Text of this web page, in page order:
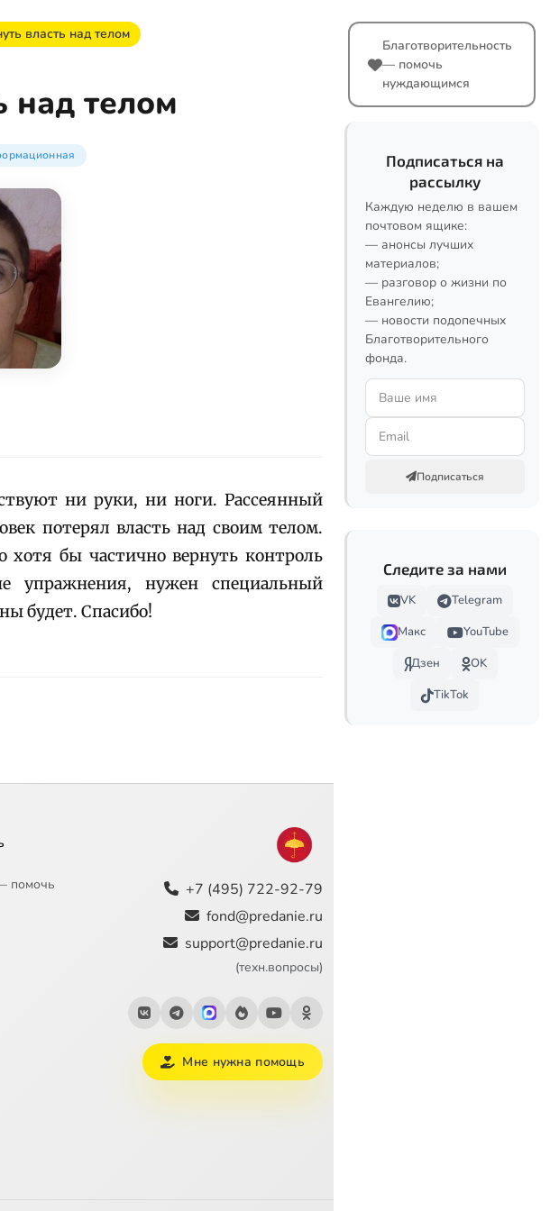
власть над телом
над телом
ни руки, ни ноги. Рассеянный
потерял власть над своим телом.
бы частично вернуть контроль
упражнения, нужен специальный
будет. Спасибо!
помочь
+7 (495) 722-92-79
fond@predanie.ru
support@predanie.ru
(техн.вопросы)
Мне нужна помощь
Благотворительность
— помочь
нуждающимся
Подписаться на
рассылку
Каждую неделю в вашем
почтовом ящике:
— анонсы лучших
материалов;
— разговор о жизни по
Евангелию;
— новости подопечных
Благотворительного
фонда.
Подписаться
Следите за нами
VK
Telegram
Макс
YouTube
Дзен
OK
TikTok